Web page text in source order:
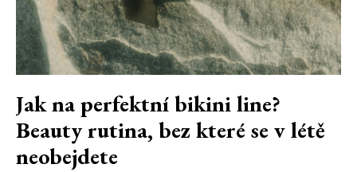
Jak na perfektní bikini line?
Beauty rutina, bez které se v létě
neobejdete